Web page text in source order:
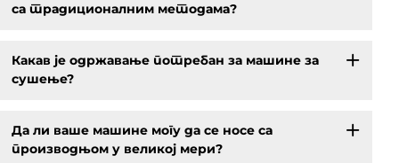
са традиционалним методама?
Какав је одржавање потребан за машине за
сушење?
Да ли ваше машине могу да се носе са
производњом у великој мери?